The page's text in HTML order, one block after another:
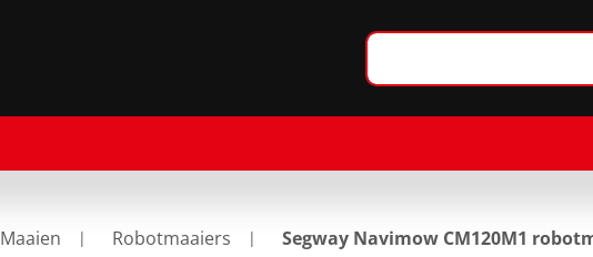
Maaien Robotmaaiers Segway Navimow CM120M1